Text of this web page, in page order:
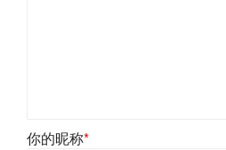
你的昵称*